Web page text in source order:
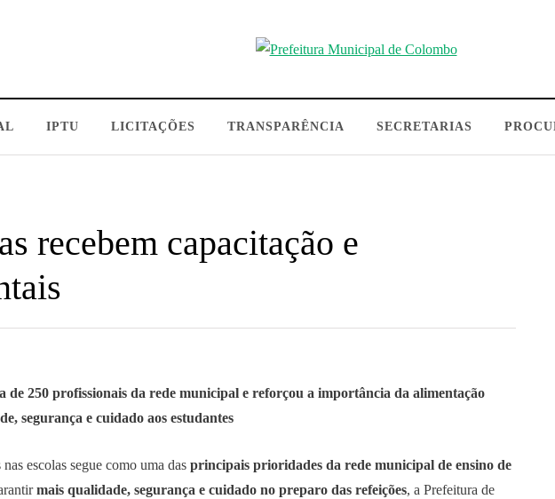
IPTU LICITAÇÕES TRANSPARÊNCIA SECRETARIAS
recebem capacitação e
de 250 profissionais da rede municipal e reforçou a importância da alimentação
segurança e cuidado aos estudantes
escolas segue como uma das principais prioridades da rede municipal de ensino de
mais qualidade, segurança e cuidado no preparo das refeições, a Prefeitura de